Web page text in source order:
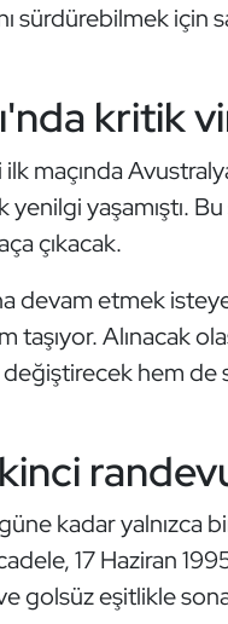
sürdürebilmek için
kritik
ilk maçında
yenilgi yaşamıştı.
çıkacak.
devam etmek
taşıyor. Alınacak
değiştirecek hem
kadar yalnızca
17 Haziran
golsüz eşitlikle